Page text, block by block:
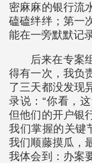
密麻麻的银行流
磕磕绊绊；第一
能在一旁默默记录
后来在专案
得有一次，我负
了三天都没发现
录说：“你看，
但他们的开户银
我们掌握的关键
我们顺藤摸瓜，
我体会到：办案